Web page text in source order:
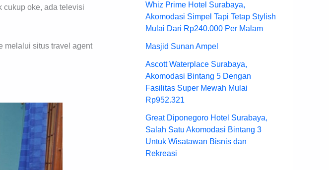
cukup oke, ada televisi
melalui situs travel agent
Whiz Prime Hotel Surabaya,
Akomodasi Simpel Tapi Tetap Stylish
Mulai Dari Rp240.000 Per Malam
Masjid Sunan Ampel
Ascott Waterplace Surabaya,
Akomodasi Bintang 5 Dengan
Fasilitas Super Mewah Mulai
Rp952.321
Great Diponegoro Hotel Surabaya,
Salah Satu Akomodasi Bintang 3
Untuk Wisatawan Bisnis dan
Rekreasi